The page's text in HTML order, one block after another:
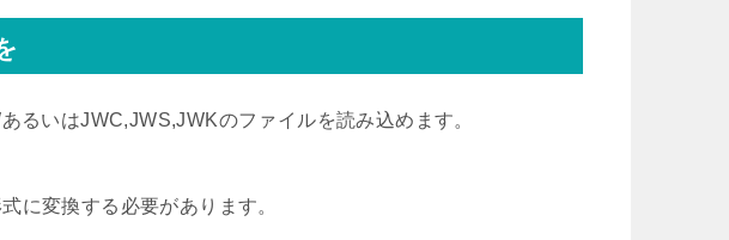
るいはJWC,JWS,JWKのファイルを読み込めます。
に変換する必要があります。